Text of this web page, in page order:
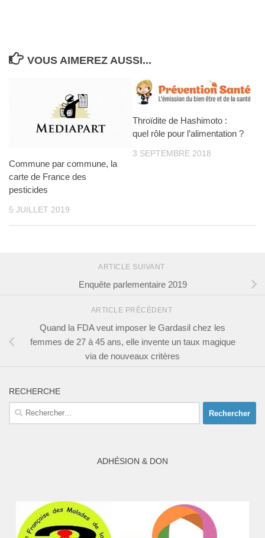
VOUS AIMEREZ AUSSI...
Commune par commune, la
carte de France des
pesticides
5 JUILLET 2019
Throïdite de Hashimoto :
quel rôle pour l’alimentation ?
3 SEPTEMBRE 2018
ARTICLE SUIVANT
Enquête parlementaire 2019
ARTICLE PRÉCÉDENT
Quand la FDA veut imposer le Gardasil chez les
femmes de 27 à 45 ans, elle invente un taux magique
via de nouveaux critères
RECHERCHE
Rechercher :
ADHÉSION & DON